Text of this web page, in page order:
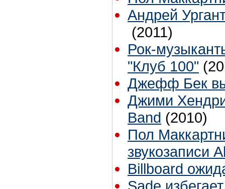
Андрей
(2011)
Рок-
"Клуб 100"
Джефф Бек
Джими
Band (2010)
Пол
звукозаписи
Billboard